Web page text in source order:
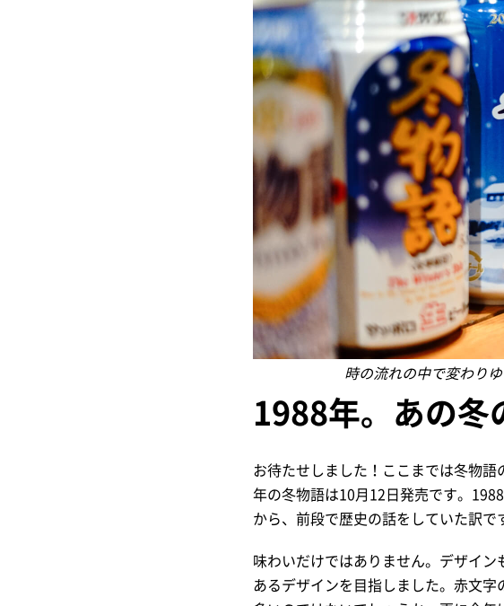
時の流れの中で変わり
1988年。あの冬
お待たせしました！ここまでは冬物
年の冬物語は10月12日発売です。
から、前段で歴史の話をしていた訳で
味わいだけではありません。デザイ
あるデザインを目指しました。赤文